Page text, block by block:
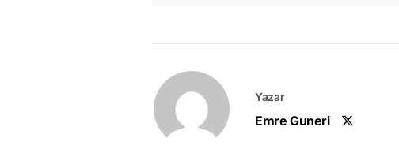
Yazar
Emre Guneri